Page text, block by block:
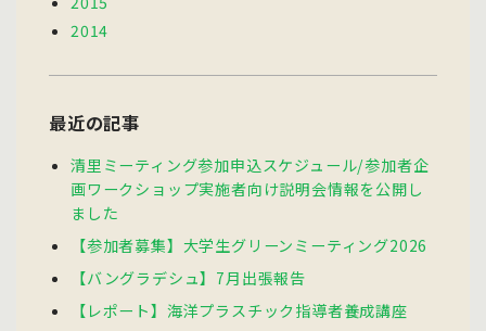
2014
最近の記事
清里ミーティング参加申込スケジュール/参加者企
画ワークショップ実施者向け説明会情報を公開し
ました
【参加者募集】大学生グリーンミーティング2026
【バングラデシュ】7月出張報告
【レポート】海洋プラスチック指導者養成講座